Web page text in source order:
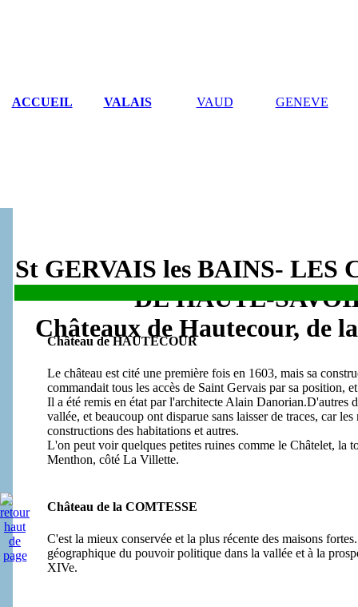
St GERVAIS les BAINS- LES
DE HAUTE-
Châteaux de Hautecour, de
ACCUEIL VALAIS VAUD GENEVE
Château de HAUTECOUR
Le château est cité une première fois en 1603, mais sa
commandait tous les accès de Saint Gervais par sa position,
Il a été remis en état par l'architecte Alain Danorian.D'autres
vallée, et beaucoup ont disparue sans laisser de traces, car
constructions des habitations et autres.
L'on peut voir quelques petites ruines comme le Châtelet, la
Menthon, côté La Villette.
Château de la COMTESSE
C'est la mieux conservée et la plus récente des maisons
géographique du pouvoir politique dans la vallée et à la
XIVe.